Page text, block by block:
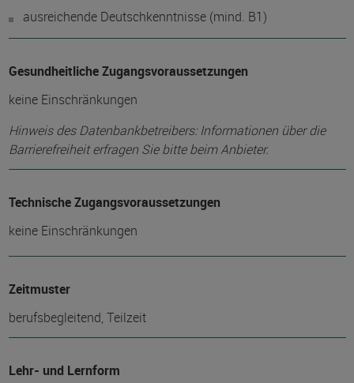
ausreichende Deutschkenntnisse (mind. B1)
Gesundheitliche Zugangsvoraussetzungen
keine Einschränkungen
Hinweis des Datenbankbetreibers: Informationen über die
Barrierefreiheit erfragen Sie bitte beim Anbieter.
Technische Zugangsvoraussetzungen
keine Einschränkungen
Zeitmuster
berufsbegleitend, Teilzeit
Lehr- und Lernform